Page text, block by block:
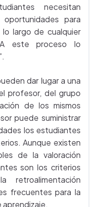
necesitan
para
largo de cualquier
este proceso lo
dar lugar a una
profesor, del grupo
de los mismos
puede suministrar
los estudiantes
Aunque existen
de la valoración
son los criterios
retroalimentación
frecuentes para la